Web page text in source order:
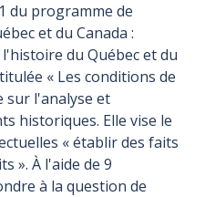
du programme de
et du Canada :
du Québec et du
« Les conditions de
sur l'analyse et
historiques. Elle vise le
« établir des faits
». À l'aide de 9
à la question de